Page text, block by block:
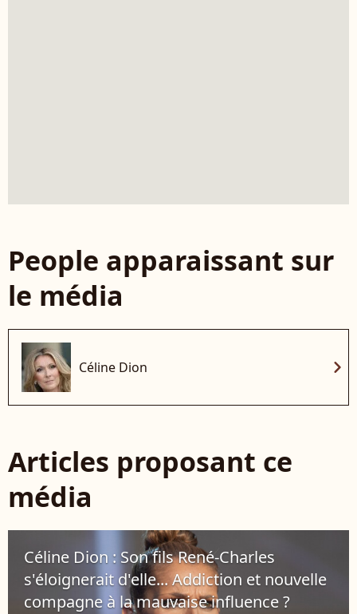
People apparaissant sur
le média
Céline Dion chevron_right
Articles proposant ce
média
Céline Dion : Son fils René-Charles
s'éloignerait d'elle... Addiction et nouvelle
compagne à la mauvaise influence ?